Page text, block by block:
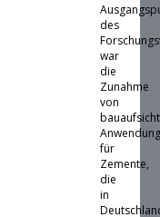
des
war
die
Zunahme
von
für
Zemente,
die
in